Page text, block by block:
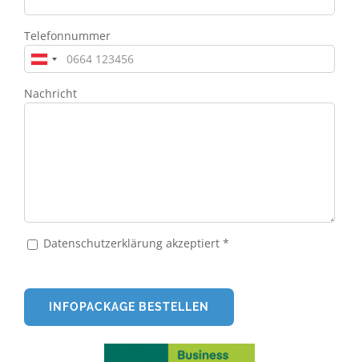
Telefonnummer
Nachricht
Datenschutzerklärung akzeptiert *